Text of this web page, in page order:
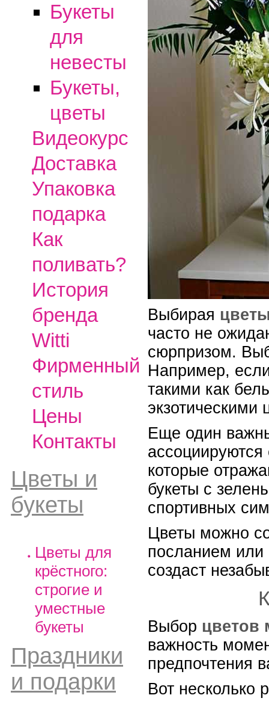
Букеты
для
невесты
Букеты,
цветы
Видеокурс
Доставка
Упаковка
подарка
Как
поливать?
История
бренда
Witti
Фирменный
стиль
Цены
Контакты
Цветы и
букеты
Цветы для
крёстного:
строгие и
уместные
букеты
Праздники
и подарки
Выбирая
часто не
сюрпризом.
Например,
такими как
Еще один
которые
букеты с
спортивных
Цветы можно
посланием или
создаст
Выбор цветов
важность
предпочтения
Вот несколько